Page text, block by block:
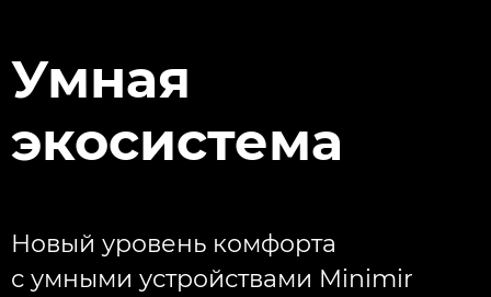
Умная
экосистема
Новый уровень комфорта
с умными устройствами Minimir